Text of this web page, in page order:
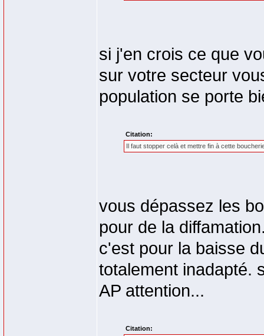
si j'en crois ce que
sur votre secteur
population se porte
Citation:
Il faut stopper celà et mettre fin à cette
vous dépassez les
pour de la
c'est pour la baisse
totalement inadapté.
AP attention...
Citation: